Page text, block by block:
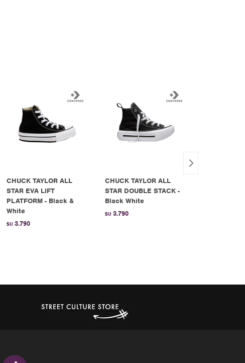
CHUCK TAYLOR ALL
STAR EVA LIFT
PLATFORM - Black &
White
$U 3.790
CHUCK TAYLOR ALL
STAR DOUBLE STACK -
Black White
$U 3.790